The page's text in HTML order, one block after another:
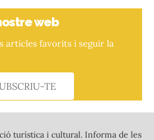
web
articles favorits i seguir la
TE
turística i cultural. Informa de les